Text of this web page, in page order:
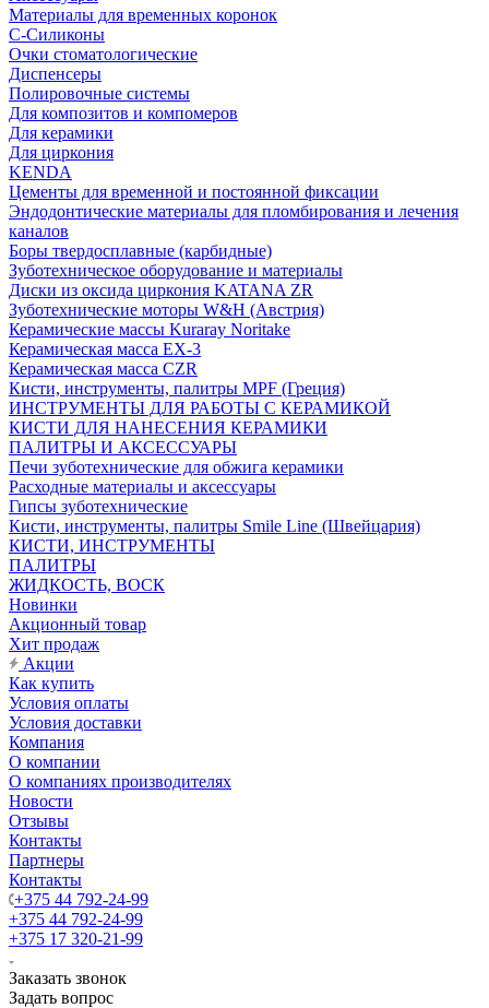
Материалы для временных коронок
С-Силиконы
Очки стоматологические
Диспенсеры
Полировочные системы
Для композитов и компомеров
Для керамики
Для циркония
KENDA
Цементы для временной и постоянной фиксации
Эндодонтические материалы для пломбирования и лечения
каналов
Боры твердосплавные (карбидные)
Зуботехническое оборудование и материалы
Диски из оксида циркония KATANA ZR
Зуботехнические моторы W&H (Австрия)
Керамические массы Kuraray Noritake
Керамическая масса EX-3
Керамическая масса CZR
Кисти, инструменты, палитры MPF (Греция)
ИНСТРУМЕНТЫ ДЛЯ РАБОТЫ С КЕРАМИКОЙ
КИСТИ ДЛЯ НАНЕСЕНИЯ КЕРАМИКИ
ПАЛИТРЫ И АКСЕССУАРЫ
Печи зуботехнические для обжига керамики
Расходные материалы и аксессуары
Гипсы зуботехнические
Кисти, инструменты, палитры Smile Line (Швейцария)
КИСТИ, ИНСТРУМЕНТЫ
ПАЛИТРЫ
ЖИДКОСТЬ, ВОСК
Новинки
Акционный товар
Хит продаж
Акции
Как купить
Условия оплаты
Условия доставки
Компания
О компании
О компаниях производителях
Новости
Отзывы
Контакты
Партнеры
Контакты
+375 44 792-24-99
+375 44 792-24-99
+375 17 320-21-99
Заказать звонок
Задать вопрос